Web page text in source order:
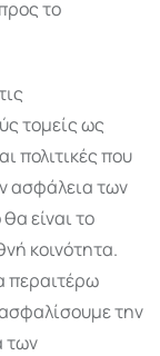
το
τομείς ως
πολιτικές που
ασφάλεια των
είναι το
κοινότητα.
περαιτέρω
την
των